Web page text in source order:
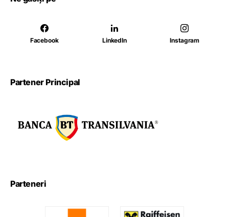
Facebook LinkedIn Instagram
Partener Principal
Parteneri